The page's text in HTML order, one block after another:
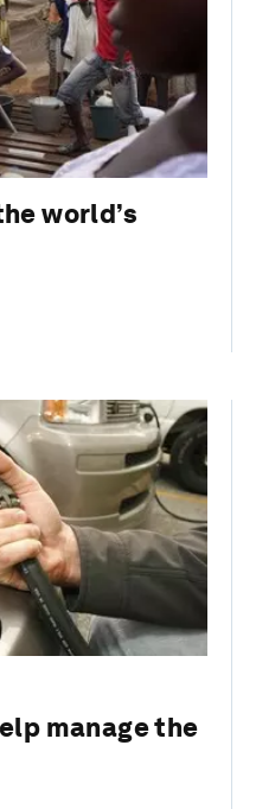
world’s
manage the